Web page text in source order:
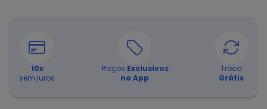
10x
sem juros
Preços Exclusivos
no App
Troca
Grátis